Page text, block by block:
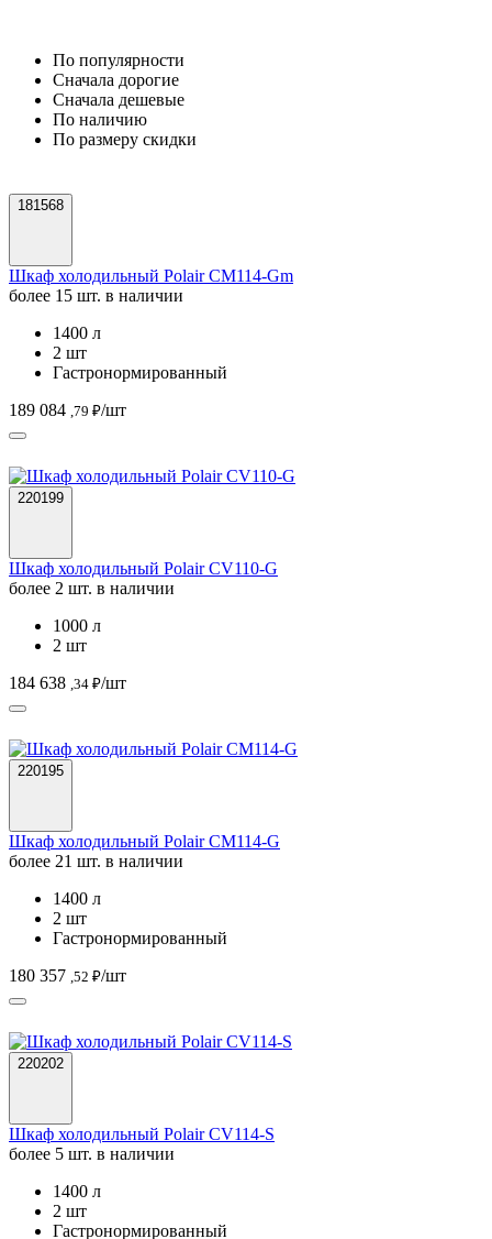
По популярности
Cначала дорогие
Cначала дешевые
По наличию
По размеру скидки
181568
Шкаф холодильный Polair CM114-Gm
более 15 шт. в наличии
1400 л
2 шт
Гастронормированный
189 084 ,79 ₽/шт
220199
Шкаф холодильный Polair CV110-G
более 2 шт. в наличии
1000 л
2 шт
184 638 ,34 ₽/шт
220195
Шкаф холодильный Polair CM114-G
более 21 шт. в наличии
1400 л
2 шт
Гастронормированный
180 357 ,52 ₽/шт
220202
Шкаф холодильный Polair CV114-S
более 5 шт. в наличии
1400 л
2 шт
Гастронормированный